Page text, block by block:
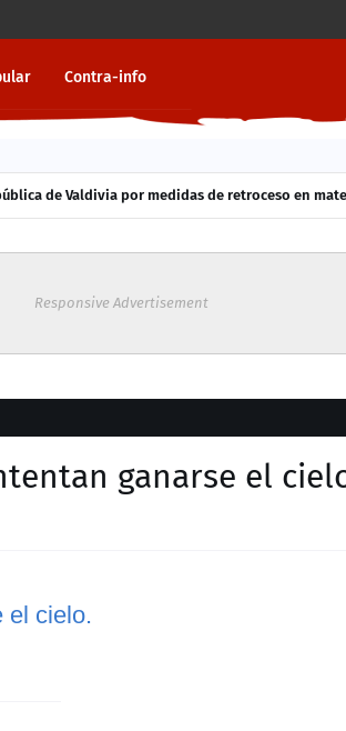
Contra-info
de Valdivia por medidas de retroceso en
Responsive Advertisement
ganarse el
el cielo.